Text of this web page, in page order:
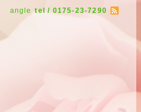
angle tel / 0175-23-7290